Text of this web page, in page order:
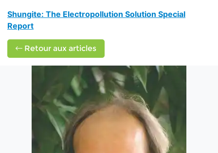
Shungite: The Electropollution Solution Special
Report
Retour aux articles